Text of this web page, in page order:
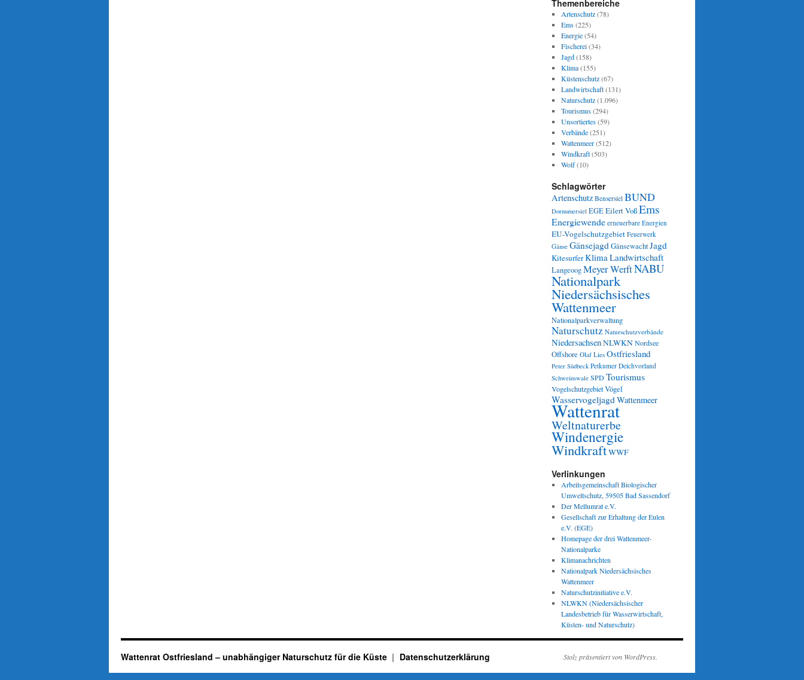
Themenbereiche
Artenschutz(78)
Ems(225)
Energie(54)
Fischerei(34)
Jagd(158)
Klima(155)
Küstenschutz(67)
Landwirtschaft(131)
Naturschutz(1.096)
Tourismus(294)
Unsortiertes(59)
Verbände(251)
Wattenmeer(512)
Windkraft(503)
Wolf(10)
Schlagwörter
Artenschutz Bensersiel BUND
Dornumersiel EGEEilert VoßEms
Energiewende erneuerbare Energien
EU-Vogelschutzgebiet Feuerwerk
Gänse GänsejagdGänsewachtJagd
KitesurferKlimaLandwirtschaft
LangeoogMeyer WerftNABU
Nationalpark
Niedersächsisches
Wattenmeer
Nationalparkverwaltung
Naturschutz Naturschutzverbände
NiedersachsenNLWKNNordsee
Offshore Olaf Lies Ostfriesland
Peter Südbeck Petkumer Deichvorland
Schweinswale SPDTourismus
VogelschutzgebietVögel
WasservogeljagdWattenmeer
Wattenrat
Weltnaturerbe
Windenergie
WindkraftWWF
Verlinkungen
Arbeitsgemeinschaft Biologischer
Umweltschutz, 59505 Bad Sassendorf
Der Mellumrat e.V.
Gesellschaft zur Erhaltung der Eulen
e.V. (EGE)
Homepage der drei Wattenmeer-
Nationalparke
Klimanachrichten
Nationalpark Niedersächsisches
Wattenmeer
Naturschutzinitiative e.V.
NLWKN (Niedersächsischer
Landesbetrieb für Wasserwirtschaft,
Küsten- und Naturschutz)
Wattenrat Ostfriesland – unabhängiger Naturschutz für die Küste Datenschutzerklärung Stolz präsentiert von WordPress.